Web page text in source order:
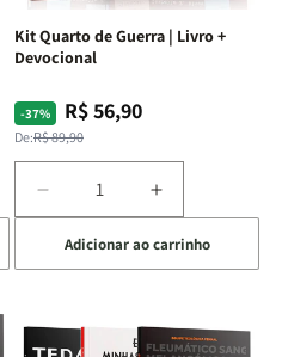
Kit Quarto de Guerra | Livro +
Devocional
-37%
Preço
normal
De:R$ 89,90
Preço
promocional
R$ 56,90
Diminuir
a
quantidade
de
Quarto
de
Aumentar
a
quantidade
de
Quarto
de
Adicionar ao carrinho